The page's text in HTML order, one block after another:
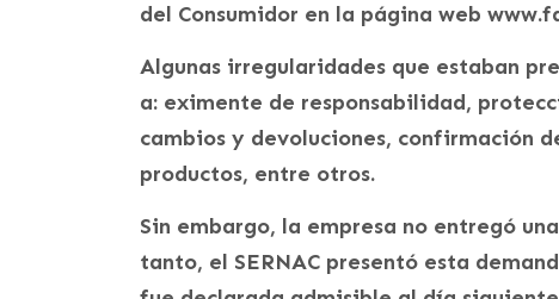
del Consumidor en la página web
Algunas irregularidades que estaban
a: eximente de responsabilidad,
cambios y devoluciones, confirmación
productos, entre otros.
Sin embargo, la empresa no entregó
tanto, el SERNAC presentó esta